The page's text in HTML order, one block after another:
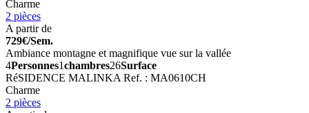
Charme
2 pièces
A partir de
729€/Sem.
Ambiance montagne et magnifique vue sur la vallée
4Personnes1chambres26Surface
RéSIDENCE MALINKA Ref. : MA0610CH
Charme
2 pièces